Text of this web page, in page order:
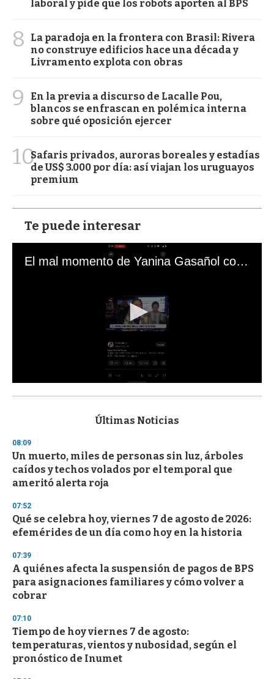
laboral y pide que los robots aporten al BPS
8
La paradoja en la frontera con Brasil: Rivera
no construye edificios hace una década y
Livramento explota con obras
9
En la previa a discurso de Lacalle Pou,
blancos se enfrascan en polémica interna
sobre qué oposición ejercer
10Safaris privados, auroras boreales y estadías
de US$ 3.000 por día: así viajan los uruguayos
premium
Te puede interesar
El mal momento de Yanina Gasañol con un hincha argentino en "Subrayado"
s
d
s
o
f
3
s
e
c
o
d
s
Últimas Noticias
08:09
Un muerto, miles de personas sin luz, árboles
caídos y techos volados por el temporal que
ameritó alerta roja
07:52
Qué se celebra hoy, viernes 7 de agosto de 2026:
efemérides de un día como hoy en la historia
07:39
A quiénes afecta la suspensión de pagos de BPS
para asignaciones familiares y cómo volver a
cobrar
07:10
Tiempo de hoy viernes 7 de agosto:
temperaturas, vientos y nubosidad, según el
pronóstico de Inumet